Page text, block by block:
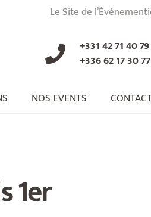
Le Site de
+331 42 71 40 79
+336 62 17 30 77
NOS EVENTS
1er